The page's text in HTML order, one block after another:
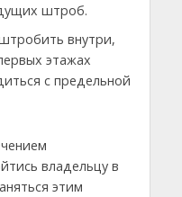
штроб.
внутри,
этажах
с предельной
владельцу в
этим